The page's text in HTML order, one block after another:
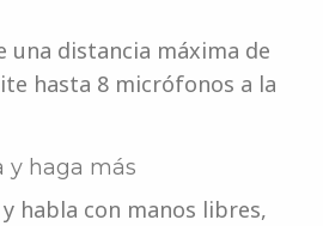
una distancia máxima de
hasta 8 micrófonos a la
y haga más
habla con manos libres,